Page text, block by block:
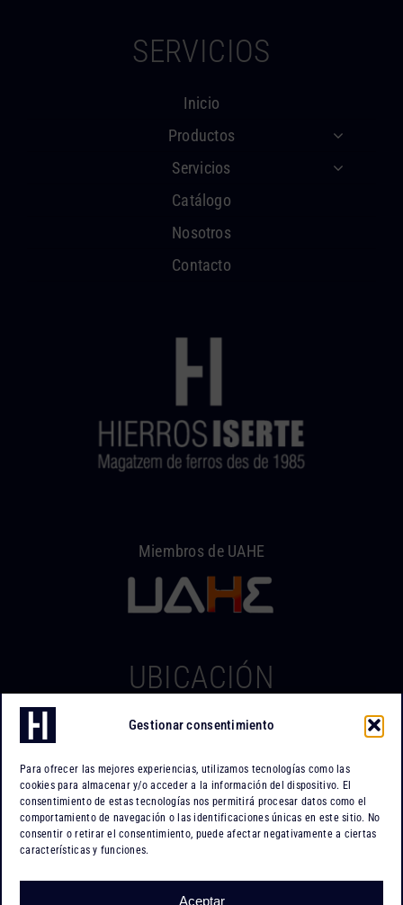
Gestionar consentimiento
Para ofrecer las mejores experiencias, utilizamos tecnologías como las
cookies para almacenar y/o acceder a la información del dispositivo. El
consentimiento de estas tecnologías nos permitirá procesar datos como el
comportamiento de navegación o las identificaciones únicas en este sitio. No
consentir o retirar el consentimiento, puede afectar negativamente a ciertas
características y funciones.
Aceptar
SERVICIOS
Inicio
Productos
Servicios
Catálogo
Nosotros
Contacto
Miembros de UAHE
UBICACIÓN
Hierros Iserte
Po. Ind. Can Tapiola
08110 Montcada i Reixac
Barcelona